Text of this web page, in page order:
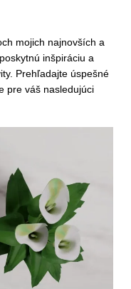
mojich najnovších a
inšpiráciu a
Prehľadajte úspešné
pre váš nasledujúci